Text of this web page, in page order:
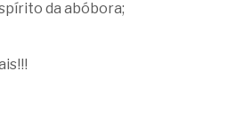
da abóbora;